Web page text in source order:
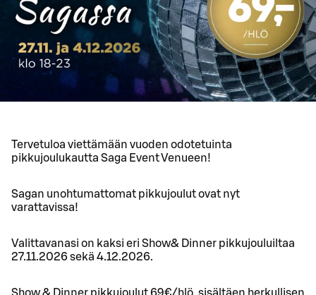
Tervetuloa viettämään vuoden odotetuinta
pikkujoulukautta Saga Event Venueen!
Sagan unohtumattomat pikkujoulut ovat nyt
varattavissa!
Valittavanasi on kaksi eri Show& Dinner pikkujouluiltaa
27.11.2026 sekä 4.12.2026.